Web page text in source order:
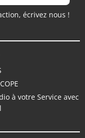
écrivez nous !
à votre Service avec